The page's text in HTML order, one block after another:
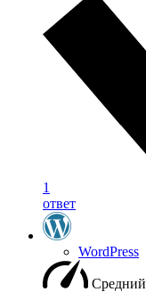
1
ответ
WordPress
Средний